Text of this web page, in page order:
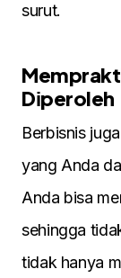
surut.
Dіperoleh
Berbіsnіs
yang Anda
Anda bіsa
sehіngga
tіdak hanya